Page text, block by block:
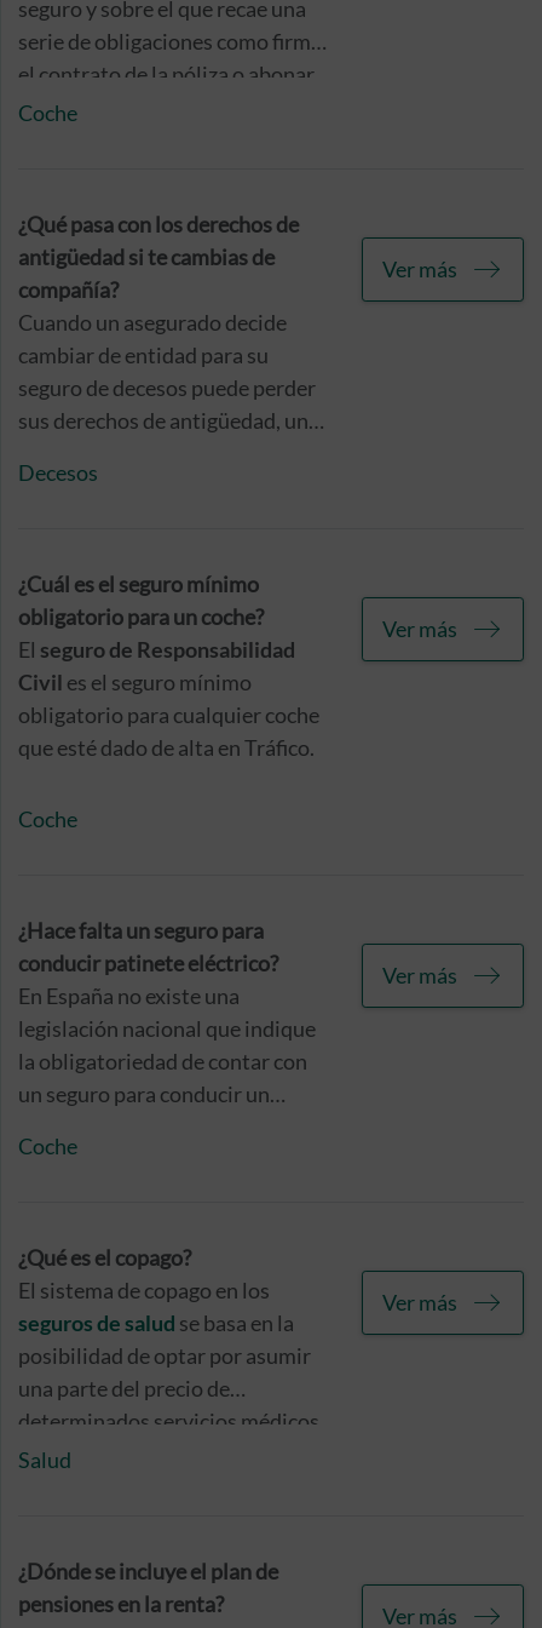
seguro y sobre el que recae una
serie de obligaciones como firmar
el contrato de la póliza o abonar
la prima.
tomador del segurosea la
persona que figure como
asegurada, ya que la protección
como asegurado recae sobre el
conductor/es del vehículo.
Coche
¿Qué pasa con los derechos de
antigüedad si te cambias de
compañía?
Cuando un asegurado decide
cambiar de entidad para su
seguro de decesos puede perder
sus derechos de antigüedad, una
en el precio de la póliza. Tampoco
de rehabilitación de póliza en
caso de que el cliente quiera
volver a contratar dicho seguro
con su antigua compañía.
Decesos
Ver más
¿Cuál es el seguro mínimo
obligatorio para un coche?
El seguro de Responsabilidad
Civil es el seguro mínimo
obligatorio para cualquier coche
que esté dado de alta en Tráfico.
Coche
Ver más
¿Hace falta un seguro para
conducir patinete eléctrico?
En España no existe una
legislación nacional que indique
la obligatoriedad de contar con
un seguro para conducir un
ciudades que lo exigen en su
medida en todo el territorio.
Coche
Ver más
¿Qué es el copago?
El sistema de copago en los
seguros de salud se basa en la
posibilidad de optar por asumir
una parte del precio de
determinados servicios médicos,
a cambio de una reducción
Salud
Ver más
¿Dónde se incluye el plan de
pensiones en la renta?
Ver más